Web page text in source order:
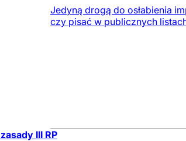
Jedyną drogą do osłabienia
czy pisać w publicznych
III RP